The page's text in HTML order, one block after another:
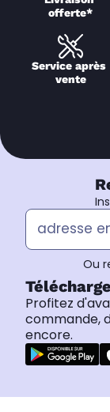
offerte*
Service après
vente
Ou
Profitez
commande,
encore.